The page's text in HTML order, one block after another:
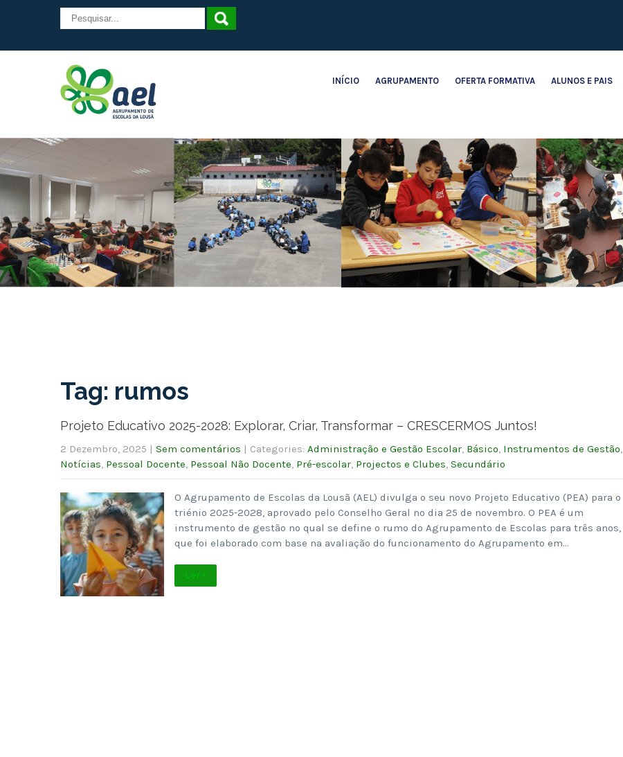
INÍCIO AGRUPAMENTO OFERTA FORMATIVA ALUNOS E PAIS
Tag: rumos
Projeto Educativo 2025-2028: Explorar, Criar, Transformar – CRESCERMOS Juntos!
2 Dezembro, 2025 | Sem comentários | Categories: Administração e Gestão Escolar, Básico, Instrumentos de Gestão,
Notícias, Pessoal Docente, Pessoal Não Docente, Pré-escolar, Projectos e Clubes, Secundário
O Agrupamento de Escolas da Lousã (AEL) divulga o seu novo Projeto Educativo (PEA) para o
triénio 2025-2028, aprovado pelo Conselho Geral no dia 25 de novembro. O PEA é um
instrumento de gestão no qual se define o rumo do Agrupamento de Escolas para três anos,
que foi elaborado com base na avaliação do funcionamento do Agrupamento em…
Ler +